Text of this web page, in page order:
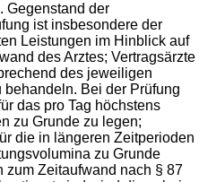
Gegenstand der
ist insbesondere der
Leistungen im Hinblick auf
des Arztes; Vertragsärzte
des jeweiligen
Bei der Prüfung
das pro Tag höchstens
zu Grunde zu legen;
die in längeren Zeitperioden
zu Grunde
zum Zeitaufwand nach § 87